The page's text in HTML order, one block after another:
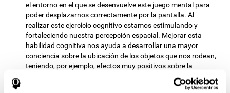
el entorno en el que se desenvuelve este juego mental para
poder desplazarnos correctamente por la pantalla. Al
realizar este ejercicio cognitivo estamos estimulando y
fortaleciendo nuestra percepción espacial. Mejorar esta
habilidad cognitiva nos ayuda a desarrollar una mayor
conciencia sobre la ubicación de los objetos que nos rodean,
teniendo, por ejemplo, efectos muy positivos sobre la
capacidad de orientación espacial y minimizando los
posibles tropiezos. La percepción espacial es muy